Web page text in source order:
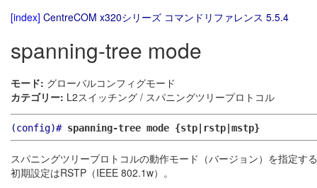
[index] CentreCOM x320シリーズ コマンドリファレンス 5.5.4
spanning-tree mode
モード: グローバルコンフィグモード
カテゴリー: L2スイッチング / スパニングツリープロトコル
(config)# spanning-tree mode {stp|rstp|mstp}
スパニングツリープロトコルの動作モード（バージョン）を指定す
初期設定はRSTP（IEEE 802.1w）。